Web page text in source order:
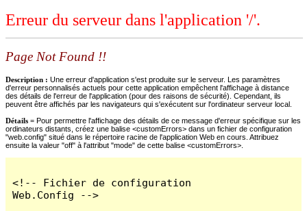
Erreur du serveur dans l'application '/'.
Page Not Found !!
Description : Une erreur d'application s'est produite sur le serveur. Les paramètres
d'erreur personnalisés actuels pour cette application empêchent l'affichage à distance
des détails de l'erreur de l'application (pour des raisons de sécurité). Cependant, ils
peuvent être affichés par les navigateurs qui s'exécutent sur l'ordinateur serveur local.
Détails = Pour permettre l'affichage des détails de ce message d'erreur spécifique sur les
ordinateurs distants, créez une balise <customErrors> dans un fichier de configuration
"web.config" situé dans le répertoire racine de l'application Web en cours. Attribuez
ensuite la valeur "off" à l'attribut "mode" de cette balise <customErrors>.
<!-- Fichier de configuration
Web.Config -->